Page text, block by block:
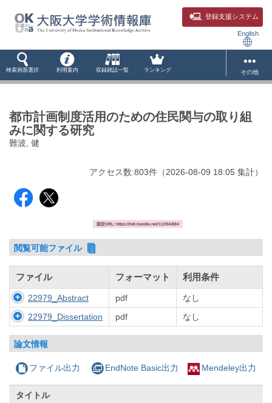
登録支援システム
English
検索画面選択 利用案内 収録雑誌一覧 ランキング その他
都市計画制度活用のための住民関与の取り組
みに関する研究
難波, 健
アクセス数:803件 （2026-08-09 18:05 集計）
固定URL: https://hdl.handle.net/11094/884
閲覧可能ファイル
ファイル フォーマット 利用条件
22979_Abstract pdf
なし
22979_Dissertation
pdf なし
論文情報
ファイル出力 EndNote Basic出力 Mendeley出力
タイトル